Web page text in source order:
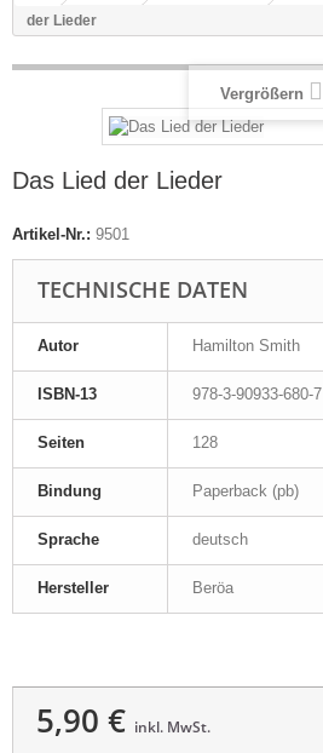
der Lieder
Vergrößern
Das Lied der Lieder
Artikel-Nr.: 9501
TECHNISCHE DATEN
Autor Hamilton Smith
ISBN-13 978-3-90933-680-7
Seiten 128
Bindung Paperback (pb)
Sprache deutsch
Hersteller Beröa
5,90 € inkl. MwSt.